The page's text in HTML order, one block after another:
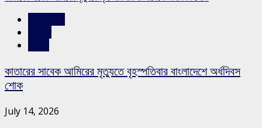
কাতারের সাবেক আমিরের মৃত্যুতে বৃহস্পতিবার বাংলাদেশে অর্ধদিবস
শোক
July 14, 2026